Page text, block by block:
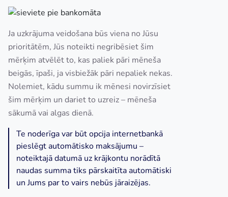
Ja uzkrājuma veidošana būs viena no Jūsu
prioritātēm, Jūs noteikti negribēsiet šim
mērķim atvēlēt to, kas paliek pāri mēneša
beigās, īpaši, ja visbiežāk pāri nepaliek nekas.
Nolemiet, kādu summu ik mēnesi novirzīsiet
šim mērķim un dariet to uzreiz – mēneša
sākumā vai algas dienā.
Te noderīga var būt opcija internetbankā
pieslēgt automātisko maksājumu –
noteiktajā datumā uz krājkontu norādītā
naudas summa tiks pārskaitīta automātiski
un Jums par to vairs nebūs jāraizējas.